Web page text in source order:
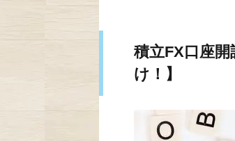
積立FX口座
け！】